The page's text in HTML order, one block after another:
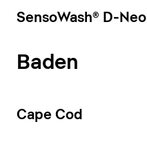
SensoWash® D-Neo
Baden
Cape Cod